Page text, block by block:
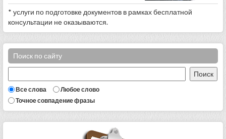
* услуги по подготовке документов в рамках бесплатной
консультации не оказываются.
Поиск по сайту
Все слова
Любое слово
Точное совпадение фразы